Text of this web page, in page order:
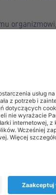
Jedna i
że woda
dla osób